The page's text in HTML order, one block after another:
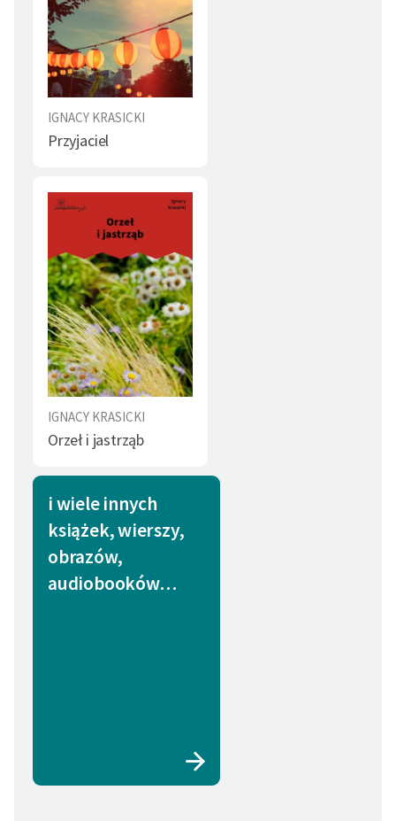
IGNACY KRASICKI
Przyjaciel
IGNACY KRASICKI
Orzeł i jastrząb
i wiele innych
książek, wierszy,
obrazów,
audiobooków…